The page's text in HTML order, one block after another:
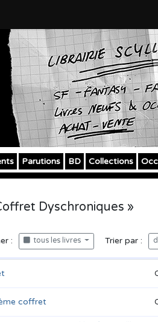
Parutions BD Collections
Dyschroniques »
: tous les livres Trier par :
coffret